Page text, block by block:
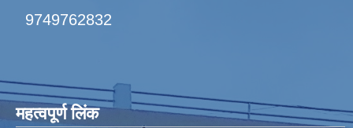
9749762832
महत्वपूर्ण लिंक